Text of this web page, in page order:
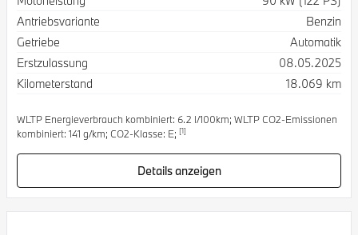
Antriebsvariante
Benzin
Getriebe
Automatik
Erstzulassung
08.05.2025
Kilometerstand
18.069 km
WLTP Energieverbrauch kombiniert: 6.2 l/100km; WLTP CO2-Emissionen
kombiniert: 141 g/km; CO2-Klasse: E; [1]
Details anzeigen